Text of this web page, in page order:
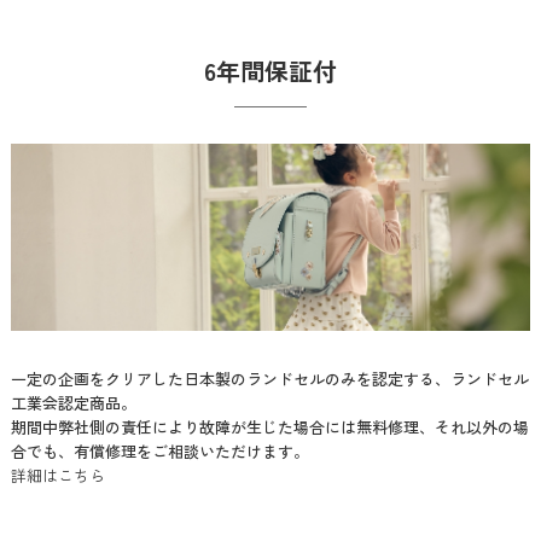
6年間保証付
一定の企画をクリアした日本製のランドセルのみを認定する、ランドセル
工業会認定商品。
期間中弊社側の責任により故障が生じた場合には無料修理、それ以外の場
合でも、有償修理をご相談いただけます。
詳細はこちら